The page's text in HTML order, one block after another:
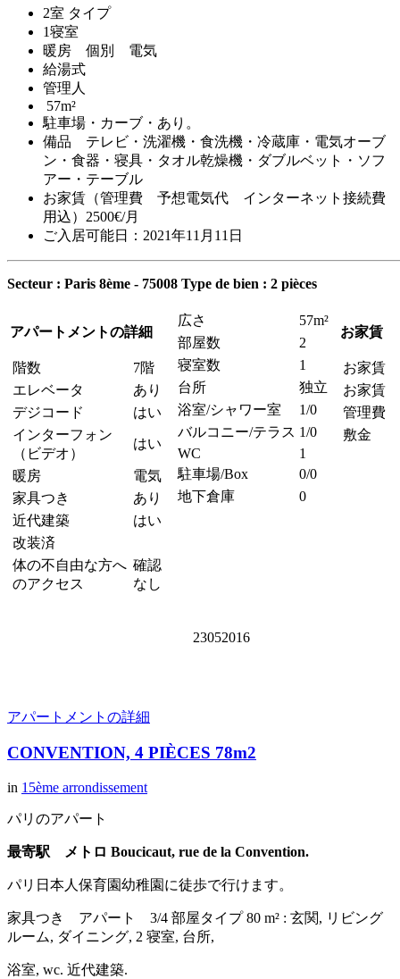
2室 タイプ
1寝室
暖房 個別 電気
給湯式
管理人
57m²
駐車場・カーブ・あり。
備品 テレビ・洗濯機・食洗機・冷蔵庫・電気オーブ
ン・食器・寝具・タオル乾燥機・ダブルベット・ソフ
アー・テーブル
お家賃（管理費 予想電気代 インターネット接続費
用込）2500€/月
ご入居可能日：2021年11月11日
Secteur : Paris 8ème - 75008 Type de bien : 2 pièces
アパートメントの詳細
階数
7階
エレベータ
あり
デジコード
はい
インターフォン
（ビデオ）
はい
暖房
電気
家具つき
あり
近代建築
はい
改装済
体の不自由な方へ
のアクセス
確認
なし
広さ
57m²
部屋数
2
寝室数
1
台所
独立
浴室/シャワー室
1/0
バルコニー/テラス 1/0
WC
1
駐車場/Box
0/0
地下倉庫
0
お家賃
お家賃
お家賃
管理費
敷金
23052016
アパートメントの詳細
CONVENTION, 4 PIÈCES 78m2
in 15ème arrondissement
パリのアパート
最寄駅 メトロ Boucicaut, rue de la Convention.
パリ日本人保育園幼稚園に徒歩で行けます。
家具つき アパート 3/4 部屋タイプ 80 m² : 玄関, リビング
ルーム, ダイニング, 2 寝室, 台所,
浴室, wc. 近代建築.